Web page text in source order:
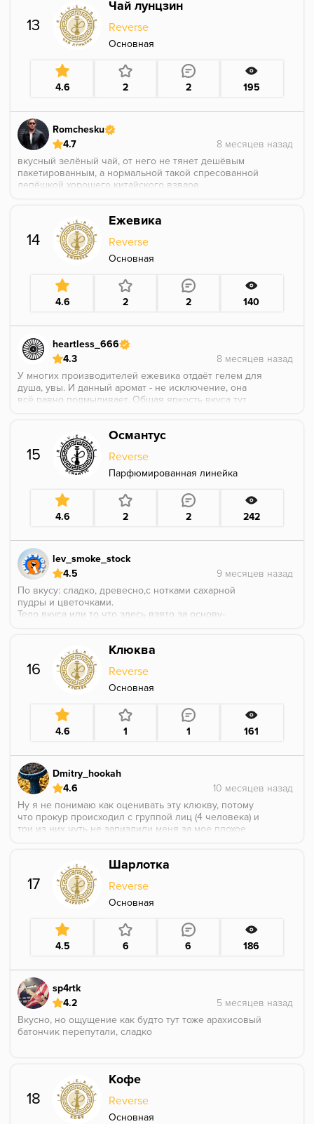
Бомбовая тема, спасибо что подогнали на пробу
🙏🏽
13
Чай лунцзин
Reverse
Основная
4.6 2 2 195
Romchesku
4.7
вкусный зелёный чай, от него не тянет дешёвым
пакетированным, а нормальной такой спресованной
лепёшкой хорошего китайского взвара
понравилось, вкус становится более цветочным и
тягучим
14
Ежевика
Reverse
Основная
4.6 2 2 140
heartless_666
4.3
У многих производителей ежевика отдаёт гелем для
душа, увы. И данный аромат - не исключение, она
всё равно подмыливает. Общая яркость вкуса тут
что доля мыла тут как везде, просто сам вкус менее
яркий и это мыло меньше лезет. Но лично я его
ощущаю.
15
Османтус
Reverse
Парфюмированная линейка
4.6 2 2 242
lev_smoke_stock
4.5
По вкусу: сладко, древесно,с нотками сахарной
пудры и цветочками.
Тело вкуса или то что здесь взято за основу-
Мне понравилось.
16
Клюква
Reverse
Основная
4.6 1 1 161
Dmitry_hookah
4.6
Ну я не понимаю как оценивать эту клюкву, потому
что прокур происходил с группой лиц (4 человека) и
три из них чуть не запиздили меня за мое плохое
Если сравнивать с другими брендами, то вкуснее и
четче клюквы я не курил. Яркая, кисленькая,
ягодная и достойно играет в миксах. Реально мне
нравится её нежность вкуса и небольшая кислинка.
другие кислые вкусы от любого бренда.
Раскрывается хорошо как при плотной забивке, так
и пушистой, прошу прощения за вкусовщину. Тх
на 3х пирамидкой
17
Шарлотка
Reverse
Основная
4.5 6 6 186
sp4rtk
4.2
Вкусно, но ощущение как будто тут тоже арахисовый
батончик перепутали, сладко
18
Кофе
Reverse
Основная